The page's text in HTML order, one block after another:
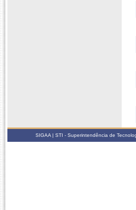
SIGAA | STI - Superintendência de